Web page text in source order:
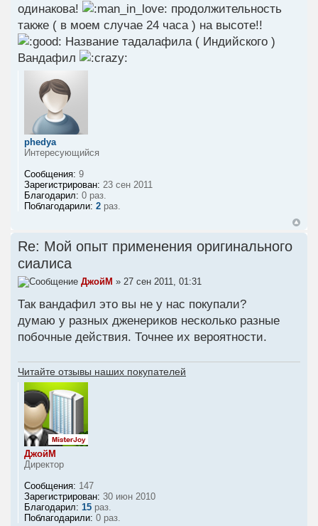
одинакова!
продолжительность
также ( в моем случае 24 часа ) на высоте!!
Название тадалафила ( Индийского )
Вандафил
phedya
Интересующийся
Сообщения: 9
Зарегистрирован: 23 сен 2011
Благодарил: 0 раз.
Поблагодарили: 2 раз.
Re: Мой опыт применения оригинального
сиалиса
ДжойМ » 27 сен 2011, 01:31
Так вандафил это вы не у нас покупали?
думаю у разных дженериков несколько разные
побочные действия. Точнее их вероятности.
Читайте отзывы наших покупателей
ДжойМ
Директор
Сообщения: 147
Зарегистрирован: 30 июн 2010
Благодарил: 15 раз.
Поблагодарили: 0 раз.